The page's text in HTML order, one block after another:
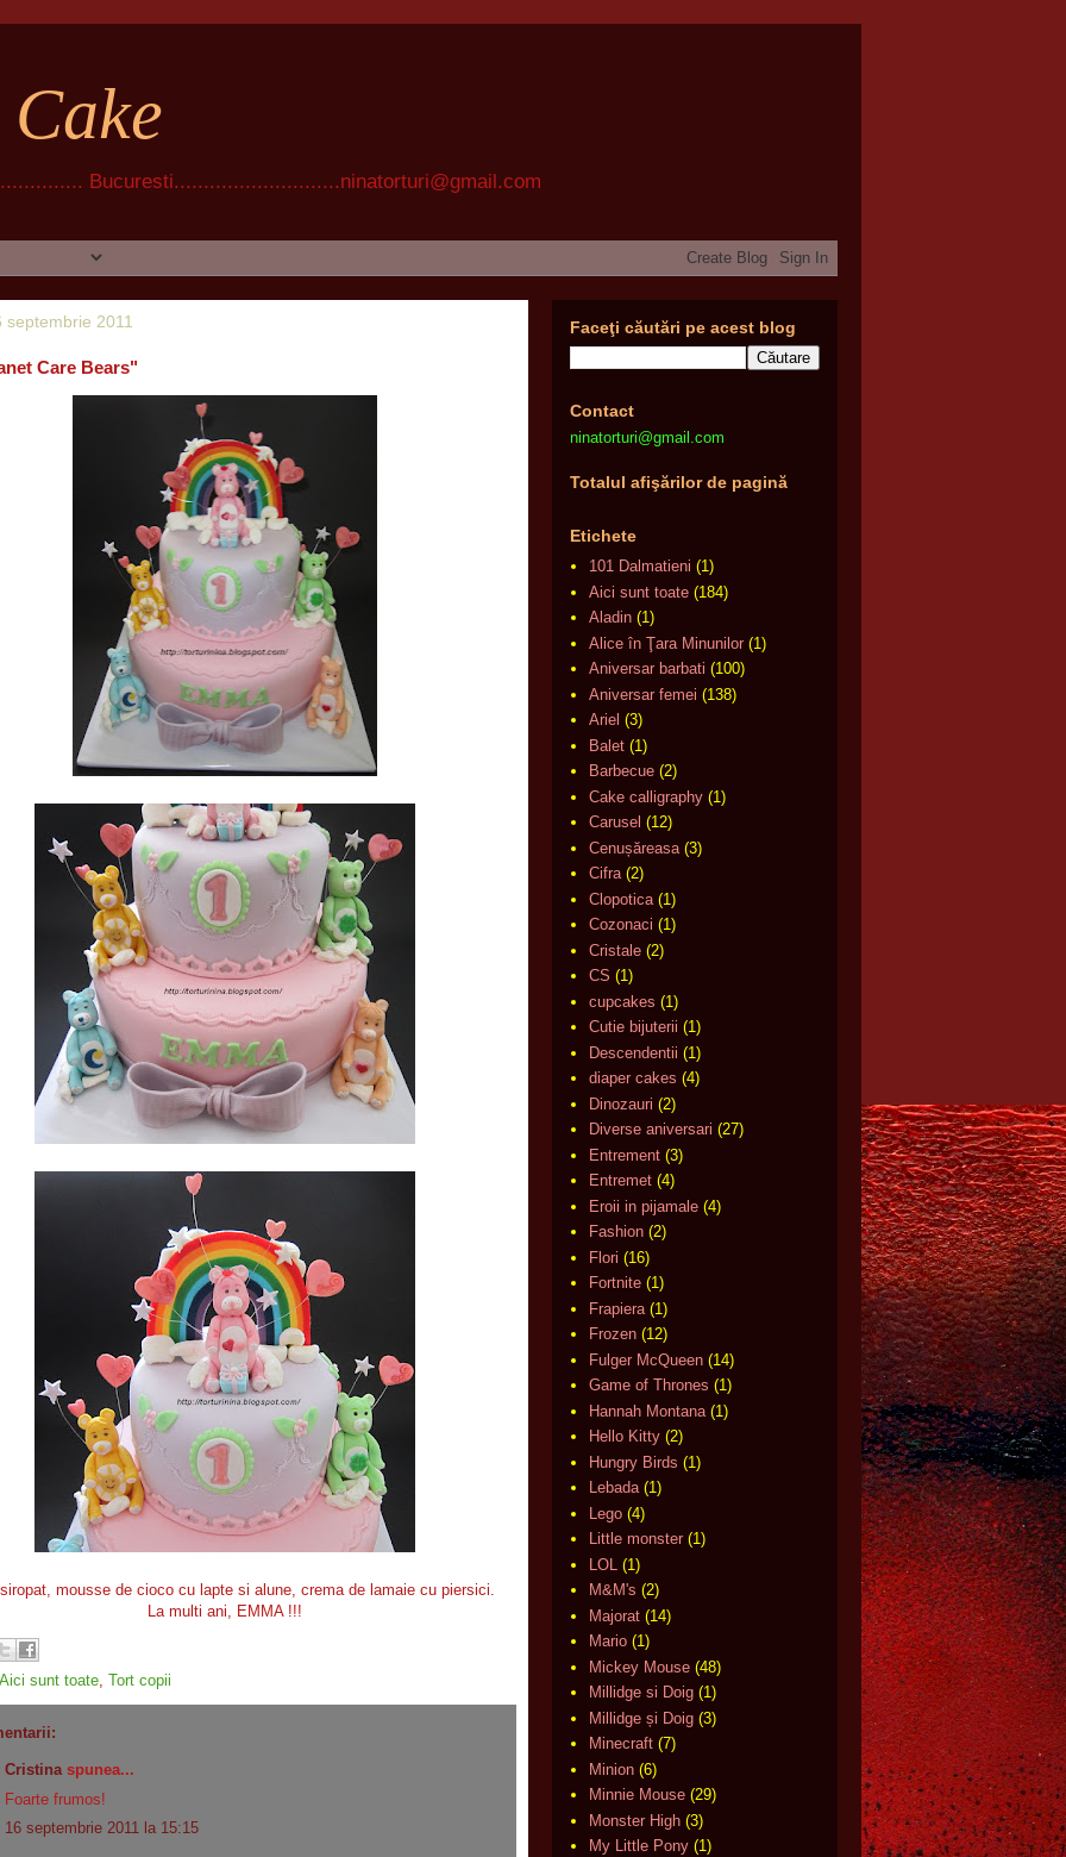
Bucuresti............................ninatorturi@gmail.com
septembrie 2011
Care Bears"
mousse de cioco cu lapte si alune, crema de lamaie cu piersici.
La multi ani, EMMA !!!
Aici sunt toate, Tort copii
Cristinaspunea...
Foarte frumos!
16 septembrie 2011 la 15:15
Faceţi căutări pe acest blog
Contact
ninatorturi@gmail.com
Totalul afişărilor de pagină
Etichete
101 Dalmatieni (1)
Aici sunt toate (184)
Aladin (1)
Alice în Ţara Minunilor (1)
Aniversar barbati (100)
Aniversar femei (138)
Ariel (3)
Balet (1)
Barbecue (2)
Cake calligraphy (1)
Carusel (12)
Cenușăreasa (3)
Cifra (2)
Clopotica (1)
Cozonaci (1)
Cristale (2)
CS (1)
cupcakes (1)
Cutie bijuterii (1)
Descendentii (1)
diaper cakes (4)
Dinozauri (2)
Diverse aniversari (27)
Entrement (3)
Entremet (4)
Eroii in pijamale (4)
Fashion (2)
Flori (16)
Fortnite (1)
Frapiera (1)
Frozen (12)
Fulger McQueen (14)
Game of Thrones (1)
Hannah Montana (1)
Hello Kitty (2)
Hungry Birds (1)
Lebada (1)
Lego (4)
Little monster (1)
LOL
(1)
M&M's (2)
Majorat (14)
Mario (1)
Mickey Mouse (48)
Millidge si Doig (1)
Millidge și Doig (3)
Minecraft (7)
Minion (6)
Minnie Mouse (29)
Monster High (3)
My Little Pony (1)